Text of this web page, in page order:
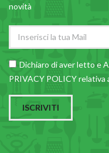
novità
Dichiaro di aver letto e
PRIVACY POLICY relativa
ISCRIVITI